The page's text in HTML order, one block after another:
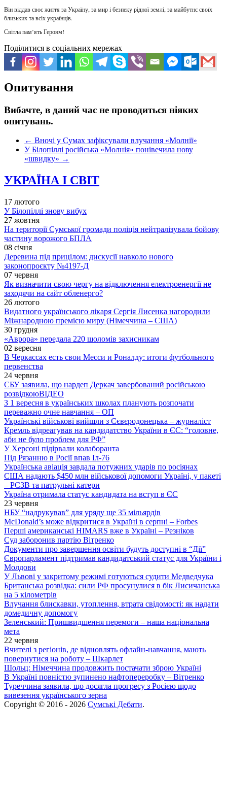
Він віддав своє життя за Україну, за мир і безпеку рідної землі, за майбутнє своїх
близьких та всіх українців.
Світла пам’ять Героям!
Поділитися в соціальних мережах
Опитування
Вибачте, в даний час не проводиться ніяких
опитувань.
← Вночі у Сумах зафіксували влучання «Молнії»
У Білопіллі російська «Молнія» понівечила нову
«швидку» →
УКРАЇНА І СВІТ
17 лютого
У Білопіллі знову вибух
27 жовтня
На території Сумської громади поліція нейтралізувала бойову
частину ворожого БПЛА
08 січня
Деревина під прицілом: дискусії навколо нового
законопроєкту №4197-Д
07 червня
Як визначити свою чергу на відключення електроенергії не
заходячи на сайт обленерго?
26 лютого
Видатного українського лікаря Сергія Лисенка нагородили
Міжнародною премією миру (Німеччина – США)
30 грудня
«Аврора» передала 220 шоломів захисникам
02 вересня
В Черкассах есть свои Месси и Роналду: итоги футбольного
первенства
24 червня
СБУ заявила, що нардеп Деркач завербований російською
розвідкоюВІДЕО
З 1 вересня в українських школах планують розпочати
переважно очне навчання – ОП
Українські військові вийшли з Сєвєродонецька – журналіст
Кремль відреагував на кандидатство України в ЄС: “головне,
аби не було проблем для РФ”
У Херсоні підірвали колаборанта
Під Рязанню в Росії впав Іл-76
Українська авіація завдала потужних ударів по росіянах
США надають $450 млн військової допомоги Україні, у пакеті
– РСЗВ та патрульні катери
Україна отримала статус кандидата на вступ в ЄС
23 червня
НБУ “надрукував” для уряду ще 35 мільярдів
McDonald’s може відкритися в Україні в серпні – Forbes
Перші американські HIMARS вже в Україні – Резніков
Суд заборонив партію Вітренко
Документи про завершення освіти будуть доступні в “Дії”
Європарламент підтримав кандидатський статус для України і
Молдови
У Львові у закритому режимі готуються судити Медведчука
Британська розвідка: сили РФ просунулися в бік Лисичанська
на 5 кілометрів
Влучання блискавки, утоплення, втрата свідомості: як надати
домедичну допомогу
Зеленський: Пришвидшення перемоги – наша національна
мета
22 червня
Вчителі з регіонів, де відновлять офлайн-навчання, мають
повернутися на роботу – Шкарлет
Шольц: Німеччина продовжить постачати зброю Україні
В Україні повністю зупинено нафтопереробку – Вітренко
Туреччина заявила, що досягла прогресу з Росією щодо
вивезення українського зерна
Copyright © 2016 - 2026 Сумські Дебати.